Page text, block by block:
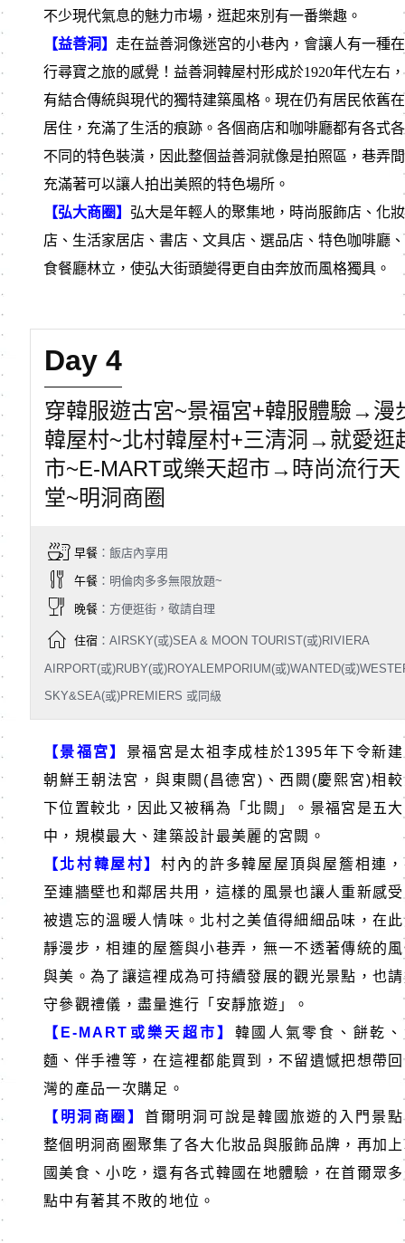
不少現代氣息的魅力市場，逛起來別有一番樂趣。
【益善洞】 ⾛在益善洞像迷宮的⼩巷內，會讓⼈有⼀種
⾏尋寶之旅的感覺！益善洞韓屋村形成於1920年代左右
有結合傳統與現代的獨特建築風格。現在仍有居⺠依舊
居住，充滿了⽣活的痕跡。各個商店和咖啡廳都有各式
不同的特⾊裝潢，因此整個益善洞就像是拍照區，巷弄
充滿著可以讓⼈拍出美照的特⾊場所。
【弘大商圈】 弘大是年輕人的聚集地，時尚服飾店、化
店、生活家居店、書店、文具店、選品店、特色咖啡廳
食餐廳林立，使弘大街頭變得更自由奔放而風格獨具。
Day 4
穿韓服遊古宮~景福宮+韓服體驗→漫
韓屋村~北村韓屋村+三清洞→就愛逛
市~E-MART或樂天超市→時尚流行天
堂~明洞商圈
早餐：飯店內享用
午餐：明倫肉多多無限放題~
晚餐：方便逛街，敬請自理
住宿：AIRSKY(或)SEA & MOON TOURIST(或)RIVIERA
AIRPORT(或)RUBY(或)ROYALEMPORIUM(或)WANTED(或
SKY&SEA(或)PREMIERS 或同級
【景福宮】 景福宮是太祖李成桂於1395年下令新
朝鮮王朝法宮，與東闕 (昌德宮) 、西闕 (慶熙宮)相
下位置較北，因此又被稱為「北闕」。景福宮是五
中，規模最大、建築設計最美麗的宮闕。
【北村韓屋村】 村內的許多韓屋屋頂與屋簷相連
至連牆壁也和鄰居共用，這樣的風景也讓人重新感
被遺忘的溫暖人情味。北村之美值得細細品味，在
靜漫步，相連的屋簷與小巷弄，無一不透著傳統的
與美。為了讓這裡成為可持續發展的觀光景點，也
守參觀禮儀，盡量進行「安靜旅遊」。
【E-MART或樂天超市】 韓國人氣零食、餅乾
麵、伴手禮等，在這裡都能買到，不留遺憾把想帶
灣的產品一次購足。
【明洞商圈】 首爾明洞可說是韓國旅遊的入門景
整個明洞商圈聚集了各大化妝品與服飾品牌，再加
國美食、小吃，還有各式韓國在地體驗，在首爾眾
點中有著其不敗的地位。